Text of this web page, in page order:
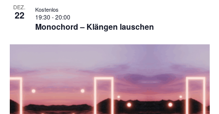
DEZ.
22
Monochord – Klängen lauschen
19:30 -20:00
Kostenlos